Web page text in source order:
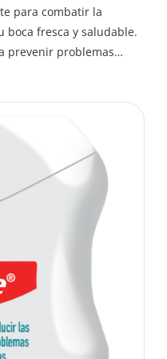
para combatir la
boca fresca y saludable.
prevenir problemas